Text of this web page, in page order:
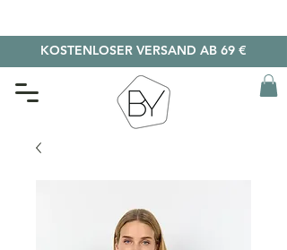
KOSTENLOSER VERSAND AB 69 €